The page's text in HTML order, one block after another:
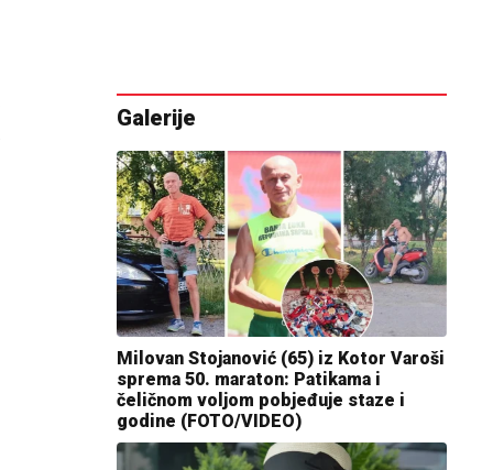
Galerije
Milovan Stojanović (65) iz Kotor Varoši
sprema 50. maraton: Patikama i
čeličnom voljom pobjeđuje staze i
godine (FOTO/VIDEO)